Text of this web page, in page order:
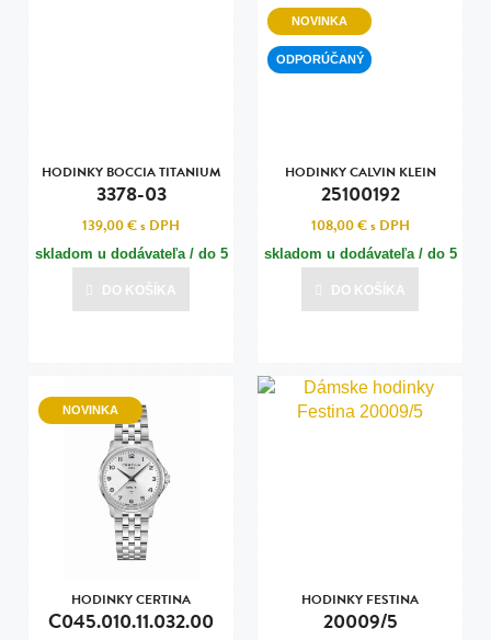
HODINKY BOCCIA TITANIUM
3378-03
139,00 €s DPH
skladom u dodávateľa / do 5
dní
Posledná aktualizácia dnes o 15:01
DO KOŠÍKA
NOVINKA
ODPORÚČANÝ
HODINKY CALVIN KLEIN
25100192
108,00 €s DPH
skladom u dodávateľa / do 5
dní
Posledná aktualizácia dnes o 15:00
DO KOŠÍKA
NOVINKA
HODINKY CERTINA
C045.010.11.032.00
HODINKY FESTINA
20009/5